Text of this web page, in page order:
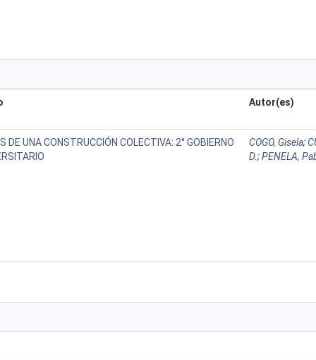
Autor(es)
DE UNA CONSTRUCCIÓN COLECTIVA: 2° GOBIERNO
COGO, Gisela;
D.;PENELA,